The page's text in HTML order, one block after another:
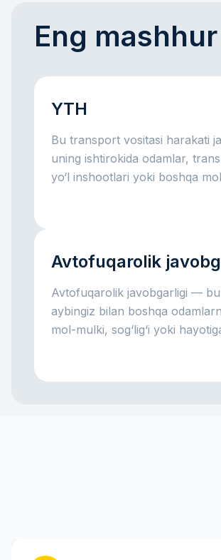
Eng
YTH
Bu transport vositasi harakati
uning ishtirokida odamlar,
yo‘l inshootlari yoki boshqa
Avtofuqarolik
Avtofuqarolik javobgarligi — bu
aybingiz bilan boshqa
mol-mulki, sog‘lig‘i yoki
boshqaning zarariga